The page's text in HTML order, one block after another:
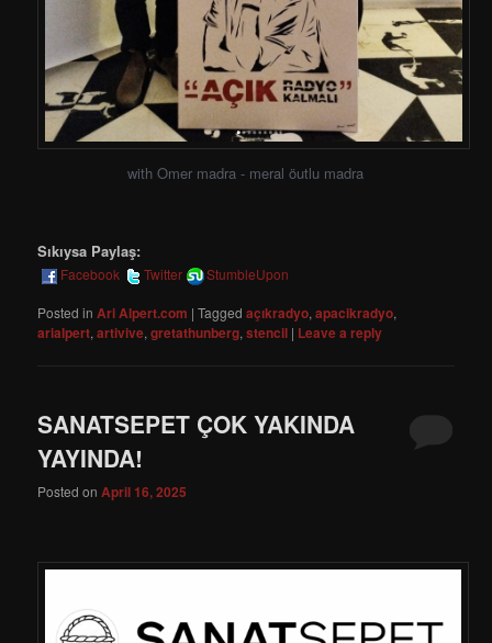
with Omer madra - meral öutlu madra
Sıkıysa Paylaş:
Facebook Twitter StumbleUpon
Posted in Ari Alpert.com |Tagged açıkradyo,apacikradyo,
arialpert,artivive,gretathunberg,stencil | Leave a reply
SANATSEPET ÇOK YAKINDA
YAYINDA!
Posted onApril 16, 2025